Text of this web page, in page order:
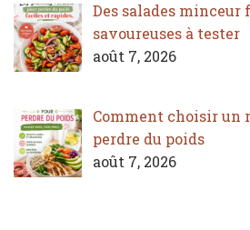
Des salades minceur
savoureuses à tester
août 7, 2026
Comment choisir un
perdre du poids
août 7, 2026